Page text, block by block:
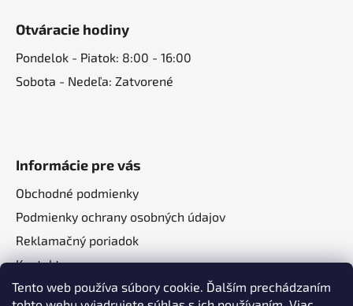
Tento web používa súbory cookie. Ďalším prechádzaním
Otváracie hodiny
Pondelok - Piatok: 8:00 - 16:00
Sobota - Nedeľa: Zatvorené
Informácie pre vás
Obchodné podmienky
Podmienky ochrany osobných údajov
Reklamačný poriadok
Kontakt
O nás